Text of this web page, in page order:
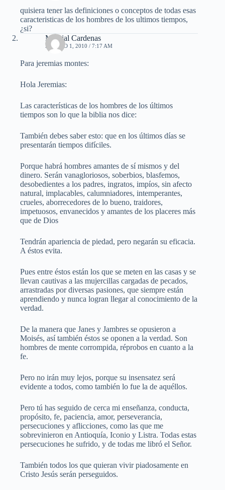
quisiera tener las definiciones o conceptos de todas esas
caracteristicas de los hombres de los ultimos tiempos,
¿si?
Marcial Cardenas
AGOSTO 1, 2010 / 7:17 AM
Para jeremias montes:
Hola Jeremias:
Las características de los hombres de los últimos
tiempos son lo que la biblia nos dice:
También debes saber esto: que en los últimos días se
presentarán tiempos difíciles.
Porque habrá hombres amantes de sí mismos y del
dinero. Serán vanagloriosos, soberbios, blasfemos,
desobedientes a los padres, ingratos, impíos, sin afecto
natural, implacables, calumniadores, intemperantes,
crueles, aborrecedores de lo bueno, traidores,
impetuosos, envanecidos y amantes de los placeres más
que de Dios
Tendrán apariencia de piedad, pero negarán su eficacia.
A éstos evita.
Pues entre éstos están los que se meten en las casas y se
llevan cautivas a las mujercillas cargadas de pecados,
arrastradas por diversas pasiones, que siempre están
aprendiendo y nunca logran llegar al conocimiento de la
verdad.
De la manera que Janes y Jambres se opusieron a
Moisés, así también éstos se oponen a la verdad. Son
hombres de mente corrompida, réprobos en cuanto a la
fe.
Pero no irán muy lejos, porque su insensatez será
evidente a todos, como también lo fue la de aquéllos.
Pero tú has seguido de cerca mi enseñanza, conducta,
propósito, fe, paciencia, amor, perseverancia,
persecuciones y aflicciones, como las que me
sobrevinieron en Antioquía, Iconio y Listra. Todas estas
persecuciones he sufrido, y de todas me libró el Señor.
También todos los que quieran vivir piadosamente en
Cristo Jesús serán perseguidos.